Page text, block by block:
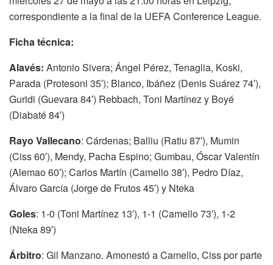
correspondiente a la final de la UEFA Conference League.
Ficha técnica:
Alavés: Antonio Sivera; Ángel Pérez, Tenaglia, Koski,
Parada (Protesoni 35′); Blanco, Ibáñez (Denis Suárez 74′),
Guridi (Guevara 84′) Rebbach, Toni Martínez y Boyé
(Diabaté 84′)
Rayo Vallecano: Cárdenas; Balliu (Ratiu 87′), Mumin
(Ciss 60′), Mendy, Pacha Espino; Gumbau, Óscar Valentín
(Alemao 60′); Carlos Martín (Camello 38′), Pedro Díaz,
Álvaro García (Jorge de Frutos 45′) y Nteka
Goles: 1-0 (Toni Martínez 13′), 1-1 (Camello 73′), 1-2
(Nteka 89′)
Árbitro: Gil Manzano. Amonestó a Camello, Ciss por parte